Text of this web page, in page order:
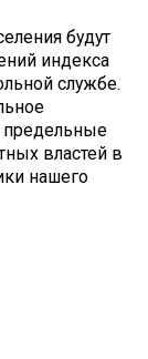
будут
индекса
службе.
предельные
властей в
нашего